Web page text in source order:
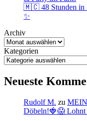
🇲🇨 48 Stunden in
✨
Archiv
Kategorien
Neueste
Rudolf M. zu
Döbeln!🍓😱 Lohnt